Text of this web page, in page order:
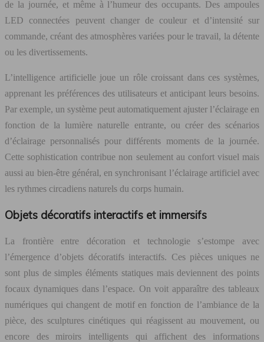
de la journée, et même à l’humeur des occupants. Des ampoules
LED connectées peuvent changer de couleur et d’intensité sur
commande, créant des atmosphères variées pour le travail, la détente
ou les divertissements.
L’intelligence artificielle joue un rôle croissant dans ces systèmes,
apprenant les préférences des utilisateurs et anticipant leurs besoins.
Par exemple, un système peut automatiquement ajuster l’éclairage en
fonction de la lumière naturelle entrante, ou créer des scénarios
d’éclairage personnalisés pour différents moments de la journée.
Cette sophistication contribue non seulement au confort visuel mais
aussi au bien-être général, en synchronisant l’éclairage artificiel avec
les rythmes circadiens naturels du corps humain.
Objets décoratifs interactifs et immersifs
La frontière entre décoration et technologie s’estompe avec
l’émergence d’objets décoratifs interactifs. Ces pièces uniques ne
sont plus de simples éléments statiques mais deviennent des points
focaux dynamiques dans l’espace. On voit apparaître des tableaux
numériques qui changent de motif en fonction de l’ambiance de la
pièce, des sculptures cinétiques qui réagissent au mouvement, ou
encore des miroirs intelligents qui affichent des informations